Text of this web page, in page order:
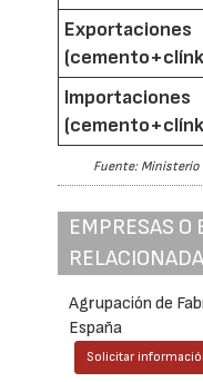
Exportaciones
Importaciones
Fuente: Ministerio
EMPRESAS O
Agrupación de
España
Solicitar